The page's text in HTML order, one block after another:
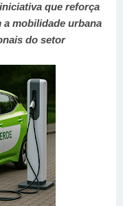
que reforça
mobilidade urbana
do setor